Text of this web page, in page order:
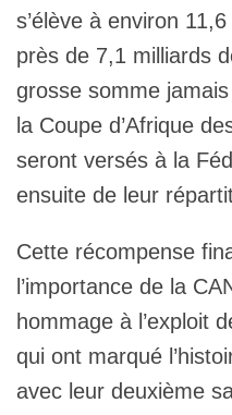
s’élève à environ
près de 7,1 milliards
grosse somme
la Coupe d’Afrique
seront versés à la
ensuite de leur
Cette récompense
l’importance de la
hommage à l’exploit
qui ont marqué
avec leur deuxième